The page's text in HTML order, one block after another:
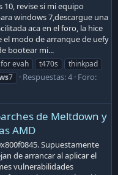
10, revise si mi equipo
windows 7,descargue una
aca en el foro, la hice
modo de arranque de uefy
bootear mi...
for evah t470s
thinkpad
7 Respuestas: 4 Foro:
de Meltdown y
AMD
Supuestamente
de arrancar al aplicar el
vulnerabilidades